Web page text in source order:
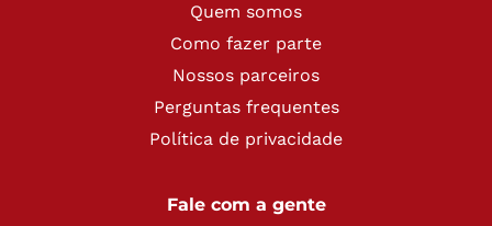
Quem somos
Como fazer parte
Nossos parceiros
Perguntas frequentes
Política de privacidade
Fale com a gente